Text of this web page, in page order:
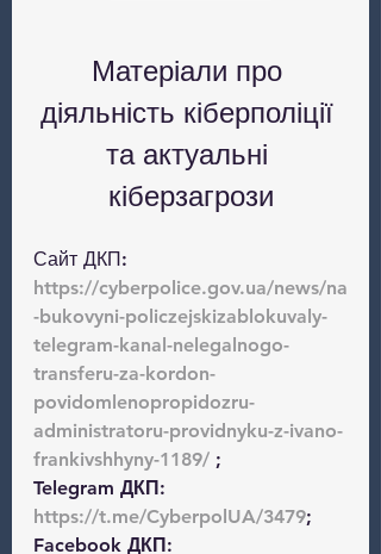
Матеріали про
діяльність кіберполіції
та актуальні
кіберзагрози
Сайт ДКП:
https://cyberpolice.gov.ua/news/na
-bukovyni-policzejskizablokuvaly-
telegram-kanal-nelegalnogo-
transferu-za-kordon-
povidomlenopropidozru-
administratoru-providnyku-z-ivano-
frankivshhyny-1189/ ;
Telegram ДКП:
https://t.me/CyberpolUA/3479;
Facebook ДКП: